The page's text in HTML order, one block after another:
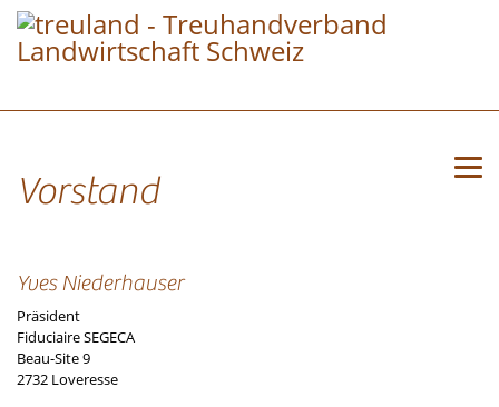
Vorstand
Yves Niederhauser
Präsident
Fiduciaire SEGECA
Beau-Site 9
2732 Loveresse